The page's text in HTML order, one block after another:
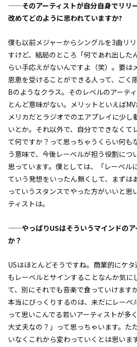
——そのアーティストが自分自身でリリ
改めてどのように思われていますか?
僕も以前メジャーからシングルを3曲リ
すけど、結局のところ「何であれ出した
らい手応えがないんですよ（笑）。要は
恩恵を受けることができる人って、ごく
Bのようなクラス。そのレベルのアーテ
とんど意味がない。メリットといえば
メリカだとラジオでのエアプレイに少し
いとか。それ以外で、自分でできなくて
て何ですか？って思っちゃうくらい何も
う意味で、今後レーベルが担う役割につ
思っています。僕としては、「レーベル
ていう発想をいったん無くして、まずは
っていうスタンスでやった方がいいと思
ティストは。
——やっぱりUSはそういうマインドのア
か？
USはほとんどそうですね。商業的にケ
もレーベルとサインすることなんか気に
て、別にそれでも音楽で食っていけます
本当にびっくりするのは、未だにレーベ
って思いこんでる若いアーティストが多
大丈夫なの？」って思っちゃいます。た
いなくこれから変わっていくとは思います